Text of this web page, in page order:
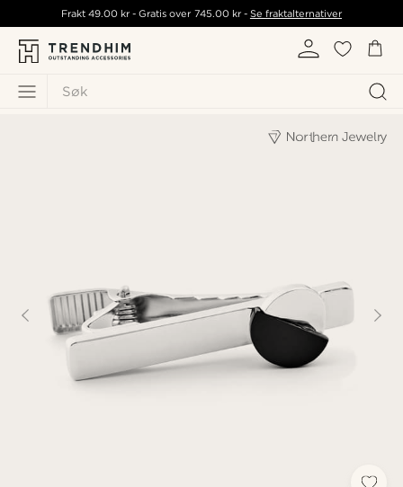
Søk
Frakt49.00 kr - Gratis over 745.00 kr- Se fraktalternativer